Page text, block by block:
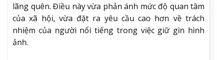
lãng quên. Điều này vừa phản ánh mức độ quan tâm
của xã hội, vừa đặt ra yêu cầu cao hơn về trách
nhiệm của người nổi tiếng trong việc giữ gìn hình
ảnh.